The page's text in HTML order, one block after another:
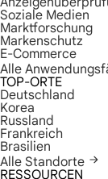
Soziale Medien
Marktforschung
Markenschutz
E-Commerce
Alle
TOP-ORTE
Deutschland
Korea
Russland
Frankreich
Brasilien
Alle Standorte
RESSOURCEN